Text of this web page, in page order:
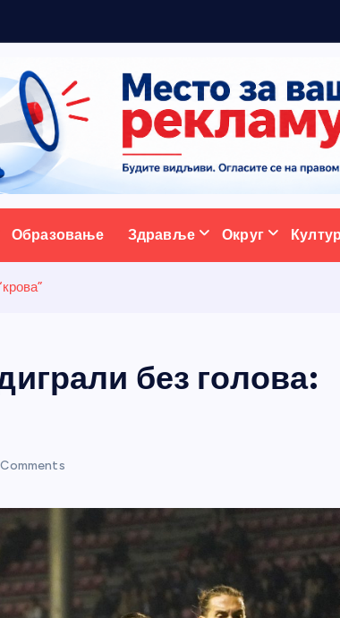
портал
Образовање Здравље Округ
без голова: